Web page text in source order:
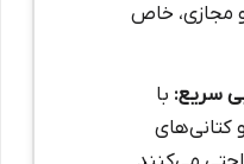
مجازی، خاص
سریع: با
کتانی‌های